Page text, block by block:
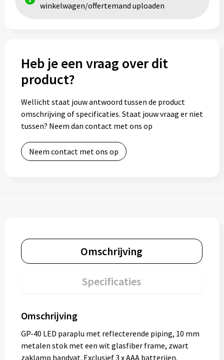
winkelwagen/offertemand uploaden
Heb je een vraag over dit
product?
Wellicht staat jouw antwoord tussen de product
omschrijving of specificaties. Staat jouw vraag er niet
tussen? Neem dan contact met ons op
Neem contact met ons op
Omschrijving
Specificaties
Omschrijving
GP-40 LED paraplu met reflecterende piping, 10 mm
metalen stok met een wit glasfiber frame, zwart
zaklamp handvat. Exclusief 3 x AAA batterijen.